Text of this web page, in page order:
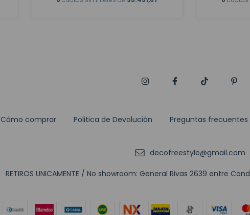
Cómo comprar Politica de Devolución Preguntas frecuentes
decofreestyle@gmail.com
RETIROS UNICAMENTE / No showroom: General Rivas 2639 entre